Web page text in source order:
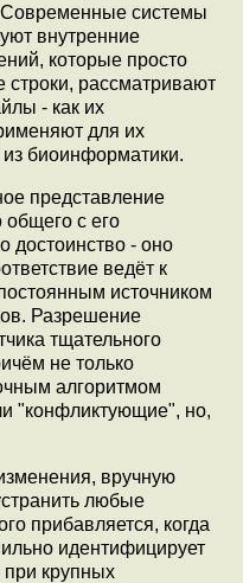
Современные системы
внутренние
которые просто
рассматривают
- как их
для их
биоинформатики.
представление
общего с его
достоинство - оно
ведёт к
источником
Разрешение
тщательного
не только
алгоритмом
"конфликтующие", но,
вручную
любые
прибавляется, когда
идентифицирует
при крупных